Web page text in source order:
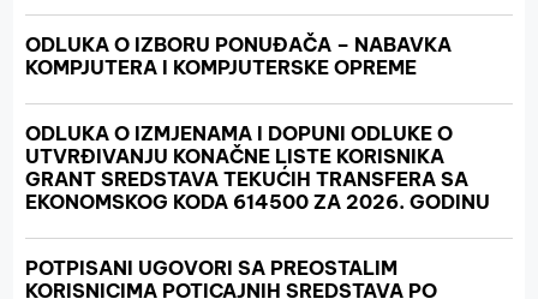
ODLUKA O IZBORU PONUĐAČA – NABAVKA
KOMPJUTERA I KOMPJUTERSKE OPREME
ODLUKA O IZMJENAMA I DOPUNI ODLUKE O
UTVRĐIVANJU KONAČNE LISTE KORISNIKA
GRANT SREDSTAVA TEKUĆIH TRANSFERA SA
EKONOMSKOG KODA 614500 ZA 2026. GODINU
POTPISANI UGOVORI SA PREOSTALIM
KORISNICIMA POTICAJNIH SREDSTAVA PO